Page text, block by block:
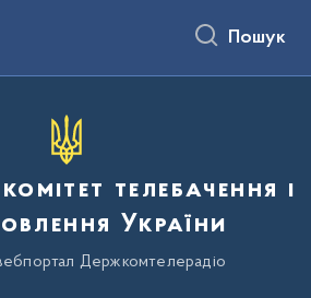
Пошук
телебачення і
України
Держкомтелерадіо